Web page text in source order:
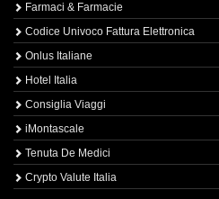
Farmaci & Farmacie
Codice Univoco Fattura Elettronica
Onlus Italiane
Hotel Italia
Consiglia Viaggi
iMontascale
Tenuta De Medici
Crypto Valute Italia